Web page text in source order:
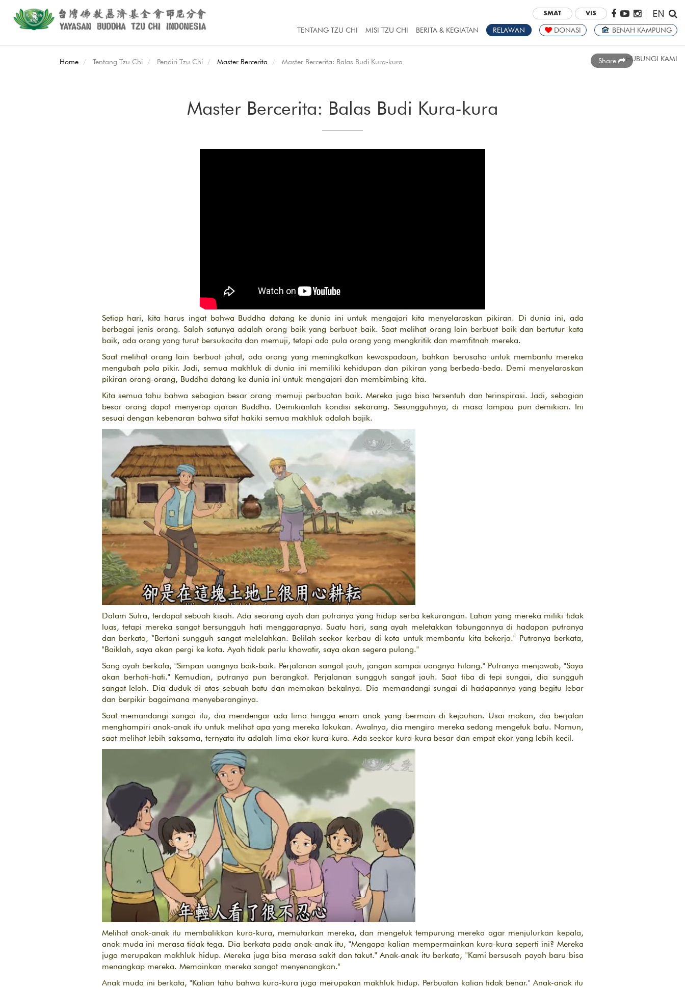
SMAT VIS | EN
TENTANG TZU CHI MISI TZU CHI BERITA & KEGIATAN RELAWAN DONASI BENAH KAMPUNG
HUBUNGI KAMI
Home Tentang Tzu Chi Pendiri Tzu Chi Master Bercerita Master Bercerita: Balas Budi Kura-kura Share
Master Bercerita: Balas Budi Kura-kura
Setiap hari, kita harus ingat bahwa Buddha datang ke dunia ini untuk mengajari kita menyelaraskan pikiran. Di dunia ini, ada
berbagai jenis orang. Salah satunya adalah orang baik yang berbuat baik. Saat melihat orang lain berbuat baik dan bertutur kata
baik, ada orang yang turut bersukacita dan memuji, tetapi ada pula orang yang mengkritik dan memfitnah mereka.
Saat melihat orang lain berbuat jahat, ada orang yang meningkatkan kewaspadaan, bahkan berusaha untuk membantu mereka
mengubah pola pikir. Jadi, semua makhluk di dunia ini memiliki kehidupan dan pikiran yang berbeda-beda. Demi menyelaraskan
pikiran orang-orang, Buddha datang ke dunia ini untuk mengajari dan membimbing kita.
Kita semua tahu bahwa sebagian besar orang memuji perbuatan baik. Mereka juga bisa tersentuh dan terinspirasi. Jadi, sebagian
besar orang dapat menyerap ajaran Buddha. Demikianlah kondisi sekarang. Sesungguhnya, di masa lampau pun demikian. Ini
sesuai dengan kebenaran bahwa sifat hakiki semua makhluk adalah bajik.
Dalam Sutra, terdapat sebuah kisah. Ada seorang ayah dan putranya yang hidup serba kekurangan. Lahan yang mereka miliki tidak
luas, tetapi mereka sangat bersungguh hati menggarapnya. Suatu hari, sang ayah meletakkan tabungannya di hadapan putranya
dan berkata, "Bertani sungguh sangat melelahkan. Belilah seekor kerbau di kota untuk membantu kita bekerja." Putranya berkata,
"Baiklah, saya akan pergi ke kota. Ayah tidak perlu khawatir, saya akan segera pulang."
Sang ayah berkata, "Simpan uangnya baik-baik. Perjalanan sangat jauh, jangan sampai uangnya hilang." Putranya menjawab, "Saya
akan berhati-hati." Kemudian, putranya pun berangkat. Perjalanan sungguh sangat jauh. Saat tiba di tepi sungai, dia sungguh
sangat lelah. Dia duduk di atas sebuah batu dan memakan bekalnya. Dia memandangi sungai di hadapannya yang begitu lebar
dan berpikir bagaimana menyeberanginya.
Saat memandangi sungai itu, dia mendengar ada lima hingga enam anak yang bermain di kejauhan. Usai makan, dia berjalan
menghampiri anak-anak itu untuk melihat apa yang mereka lakukan. Awalnya, dia mengira mereka sedang mengetuk batu. Namun,
saat melihat lebih saksama, ternyata itu adalah lima ekor kura-kura. Ada seekor kura-kura besar dan empat ekor yang lebih kecil.
Melihat anak-anak itu membalikkan kura-kura, memutarkan mereka, dan mengetuk tempurung mereka agar menjulurkan kepala,
anak muda ini merasa tidak tega. Dia berkata pada anak-anak itu, "Mengapa kalian mempermainkan kura-kura seperti ini? Mereka
juga merupakan makhluk hidup. Mereka juga bisa merasa sakit dan takut." Anak-anak itu berkata, "Kami bersusah payah baru bisa
menangkap mereka. Memainkan mereka sangat menyenangkan."
Anak muda ini berkata, "Kalian tahu bahwa kura-kura juga merupakan makhluk hidup. Perbuatan kalian tidak benar." Anak-anak itu